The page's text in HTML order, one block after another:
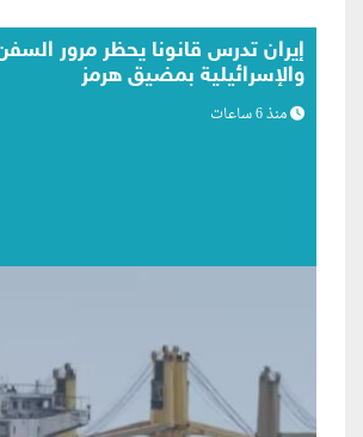
بلومبرج: اتصالات متكررة لترامب
الفيدرالي تعكس مساعي لبسط
منذ 6 ساعات